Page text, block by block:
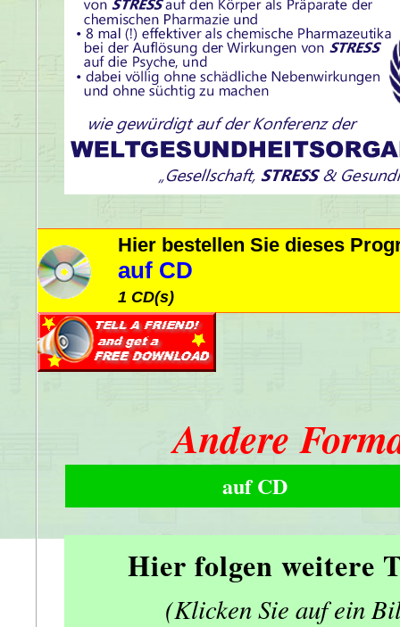
Hier bestellen Sie dieses
auf CD
1 CD(s)
Andere
auf CD
Hier folgen weitere
(Klicken Sie auf ein